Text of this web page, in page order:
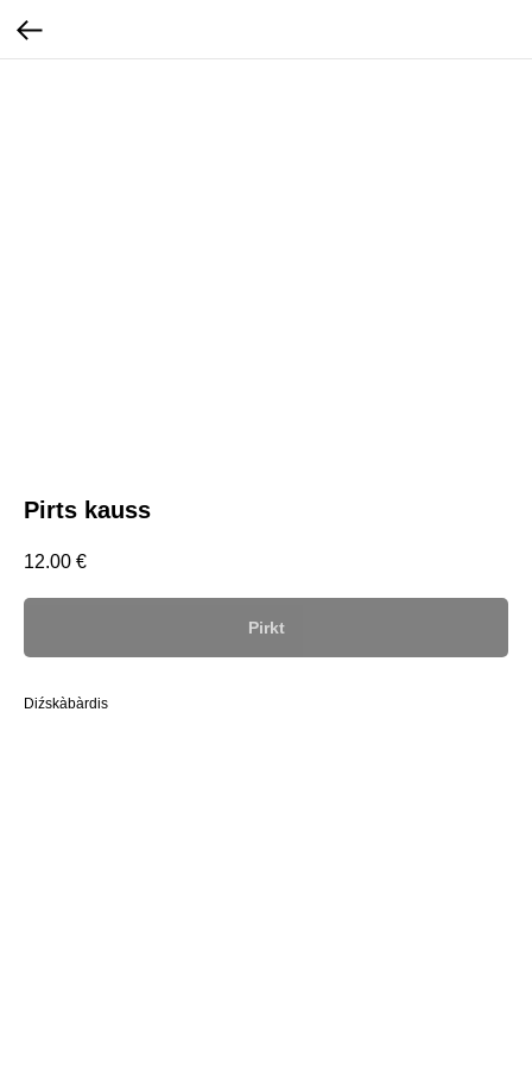
Pirts kauss
12.00 €
Pirkt
Diźskàbàrdis